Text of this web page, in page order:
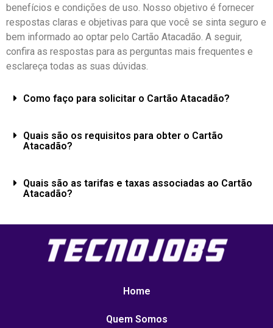
benefícios e condições de uso. Nosso objetivo é fornecer
respostas claras e objetivas para que você se sinta seguro e
bem informado ao optar pelo Cartão Atacadão. A seguir,
confira as respostas para as perguntas mais frequentes e
esclareça todas as suas dúvidas.
Como faço para solicitar o Cartão Atacadão?
Quais são os requisitos para obter o Cartão
Atacadão?
Quais são as tarifas e taxas associadas ao Cartão
Atacadão?
Home
Quem Somos